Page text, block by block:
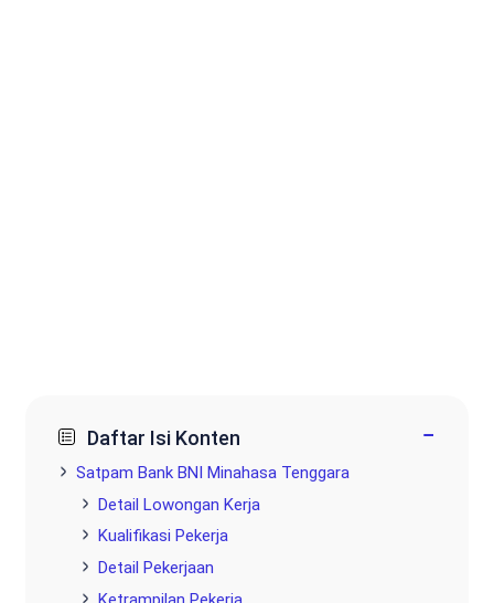
Daftar Isi Konten −
Satpam Bank BNI Minahasa Tenggara
Detail Lowongan Kerja
Kualifikasi Pekerja
Detail Pekerjaan